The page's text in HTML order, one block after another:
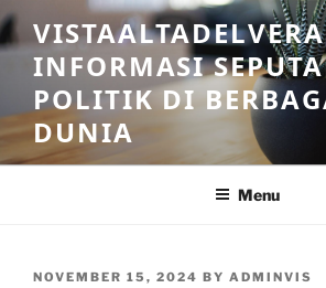
Skip
to
contentINFORMASI
POLITIK DI
DUNIA
Menu
POSTED
NOVEMBER 15, 2024 BY ADMINVIS